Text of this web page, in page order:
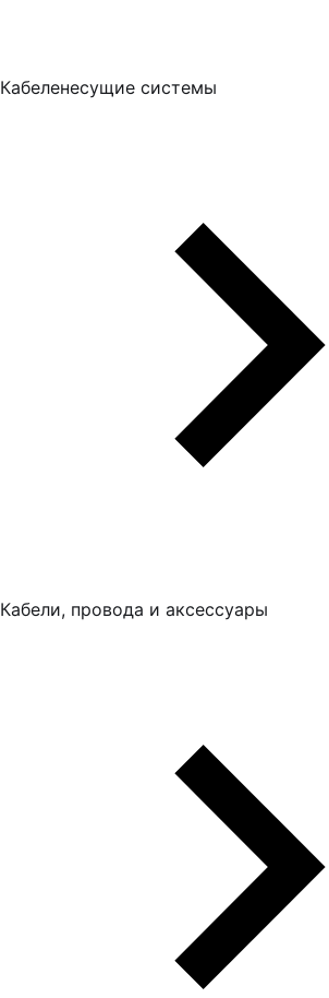
Кабеленесущие системы
Кабели, провода и аксессуары